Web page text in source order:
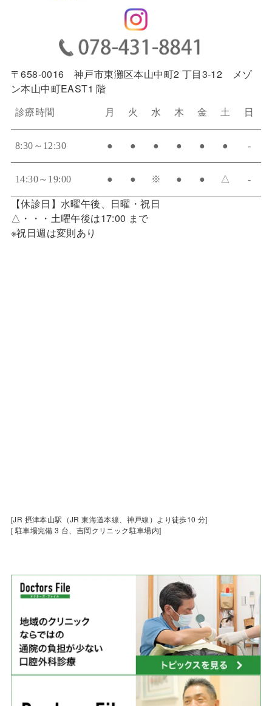
〒658-0016 神戸市東灘区本山中町2 丁目3-12 メゾ
ン本山中町EAST1 階
診療時間 月 火 水 木 金 土 日
8:30～12:30 ● ● ● ● ● ● -
14:30～19:00 ● ● ※ ● ● △ -
【休診日】水曜午後、日曜・祝日
△・・・土曜午後は17:00 まで
※祝日週は変則あり
[JR 摂津本山駅（JR 東海道本線、神戸線）より徒歩10 分]
[ 駐車場完備 3 台、吉岡クリニック駐車場内]